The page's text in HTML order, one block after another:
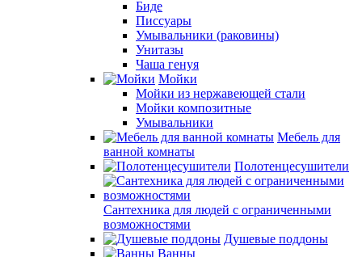
Биде
Писсуары
Умывальники (раковины)
Унитазы
Чаша генуя
Мойки
Мойки из нержавеющей стали
Мойки композитные
Умывальники
Мебель для
ванной комнаты
Полотенцесушители
Сантехника для людей с ограниченными
возможностями
Душевые поддоны
Ванны